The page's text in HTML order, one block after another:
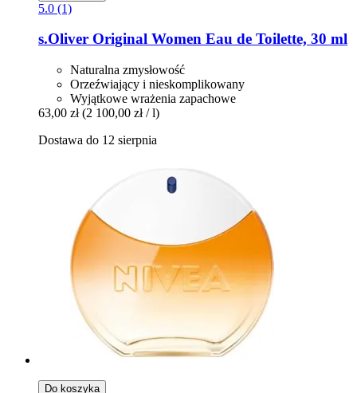
5.0 (1)
s.Oliver Original Women Eau de Toilette, 30 ml
Naturalna zmysłowość
Orzeźwiający i nieskomplikowany
Wyjątkowe wrażenia zapachowe
63,00 zł (2 100,00 zł / l)
Dostawa do 12 sierpnia
Do koszyka